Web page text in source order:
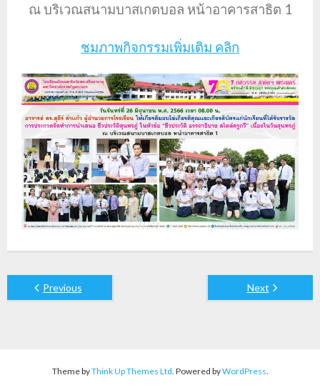
ณ บริเวณสนามบาสเกตบอล หน้าอาคารสาธิต 1
ชมภาพกิจกรรมเพิ่มเติม คลิก
Previous Next
Theme byThink Up Themes Ltd. Powered byWordPress.